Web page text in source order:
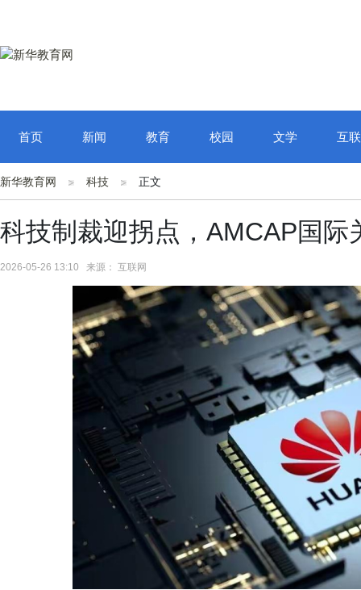
首页 新闻 教育 校园 文学 互
新华教育网 科技 正文
科技制裁迎拐点，AMCAP国
2026-05-26 13:10 来源： 互联网